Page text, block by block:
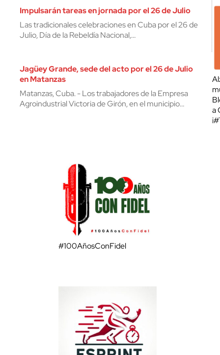
Impulsarán tareas en jornada por el 26 de Julio
Las tradicionales celebraciones en Cuba por el 26 de
Julio, Día de la Rebeldía Nacional,…
Jagüey Grande, sede del acto por el 26 de Julio
en Matanzas
Matanzas, Cuba. - Los trabajadores de la Empresa
Agroindustrial Victoria de Girón, en el municipio…
a
#100AñosConFidel